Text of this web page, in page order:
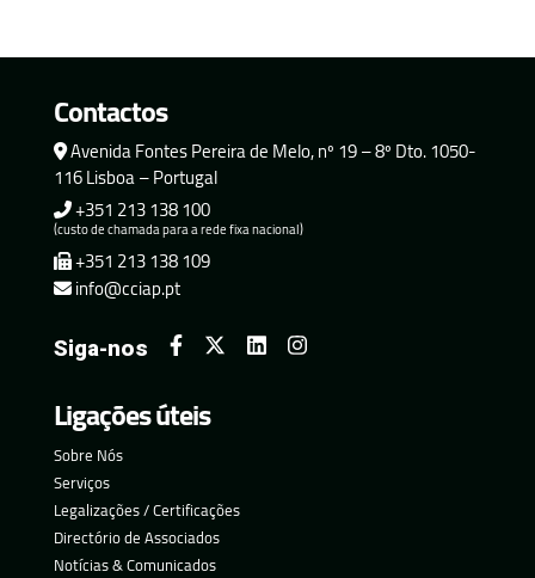
Contactos
Avenida Fontes Pereira de Melo, nº 19 – 8º Dto. 1050-
116 Lisboa – Portugal
+351 213 138 100
(custo de chamada para a rede fixa nacional)
+351 213 138 109
info@cciap.pt
Siga-nos
Ligações úteis
Sobre Nós
Serviços
Legalizações / Certificações
Directório de Associados
Notícias & Comunicados